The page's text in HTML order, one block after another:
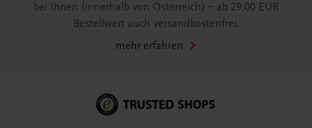
bei Ihnen (innerhalb von Österreich) – ab 29,00 EUR
Bestellwert auch versandkostenfrei.
mehr erfahren